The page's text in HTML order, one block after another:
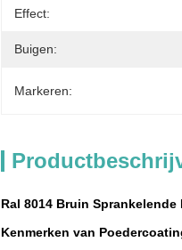
Effect:
Buigen:
Markeren:
Ral 8014 Bruin
Kenmerken van